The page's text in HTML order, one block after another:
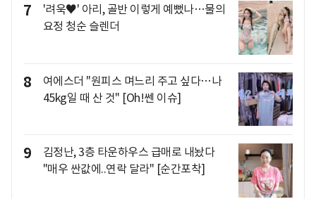
7
'려욱♥' 아리, 골반 이렇게 예뻤나…물의
요정 청순 슬렌더
8
여에스더 "원피스 며느리 주고 싶다…나
45kg일 때 산 것" [Oh!쎈 이슈]
9
김정난, 3층 타운하우스 급매로 내놨다
"매우 싼값에..연락 달라" [순간포착]